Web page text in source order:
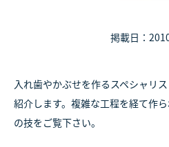
掲載日：
入れ歯やかぶせを作るスペシャリ
紹介します。複雑な工程を経て作
の技をご覧下さい。